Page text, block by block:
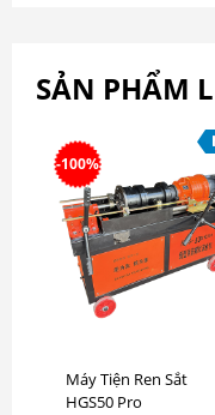
SẢN PHẨM
-100%
Máy Tiện Ren Sắt
HGS50 Pro